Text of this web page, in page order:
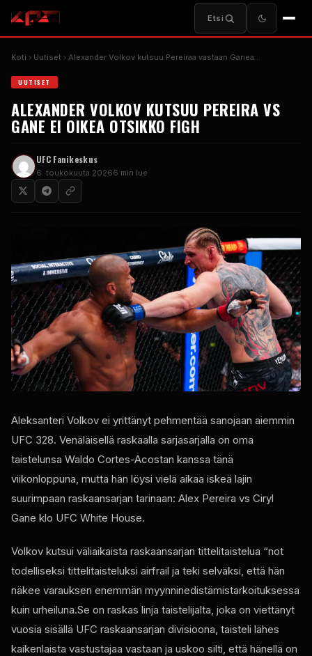
Etsi
Koti Uutiset Alexander Volkov kutsuu Pereiraa vastaan Ganea...
UUTISET
ALEXANDER VOLKOV KUTSUU PEREIRA VS
GANE EI OIKEA OTSIKKO FIGH
UFCFanikeskus
6. toukokuuta 20266 min lue
Aleksanteri Volkov ei yrittänyt pehmentää sanojaan aiemmin
UFC 328. Venäläisellä raskaalla sarjasarjalla on oma
taistelunsa Waldo Cortes-Acostan kanssa tänä
viikonloppuna, mutta hän löysi vielä aikaa iskeä lajin
suurimpaan raskaansarjan tarinaan: Alex Pereira vs Ciryl
Gane klo UFC White House.
Volkov kutsui väliaikaista raskaansarjan tittelitaistelua “not
todelliseksi tittelitaisteluksi airfrail ja teki selväksi, että hän
näkee varauksen enemmän myynninedistämistarkoituksessa
kuin urheiluna.Se on raskas linja taistelijalta, joka on viettänyt
vuosia sisällä UFC raskaansarjan divisioona, taisteli lähes
kaikenlaista vastustajaa vastaan ja uskoo silti, että hänellä on